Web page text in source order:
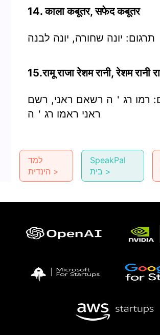
14. काला कबूतर, सफेद कबूतर
תרגום: יונה שחורה, יונה לבנה
15.रामू राजा रेशम रानी, रेशम रानी
רמו רג＇ה רשאם ראני, רשם
ראני ראמו רג＇ה
למד
הינדית >
SpeakPal
בית >